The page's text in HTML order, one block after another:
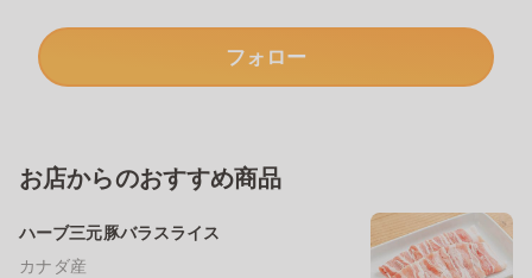
フォロー
お店からのおすすめ商品
ハーブ三元豚バラスライス
カナダ産